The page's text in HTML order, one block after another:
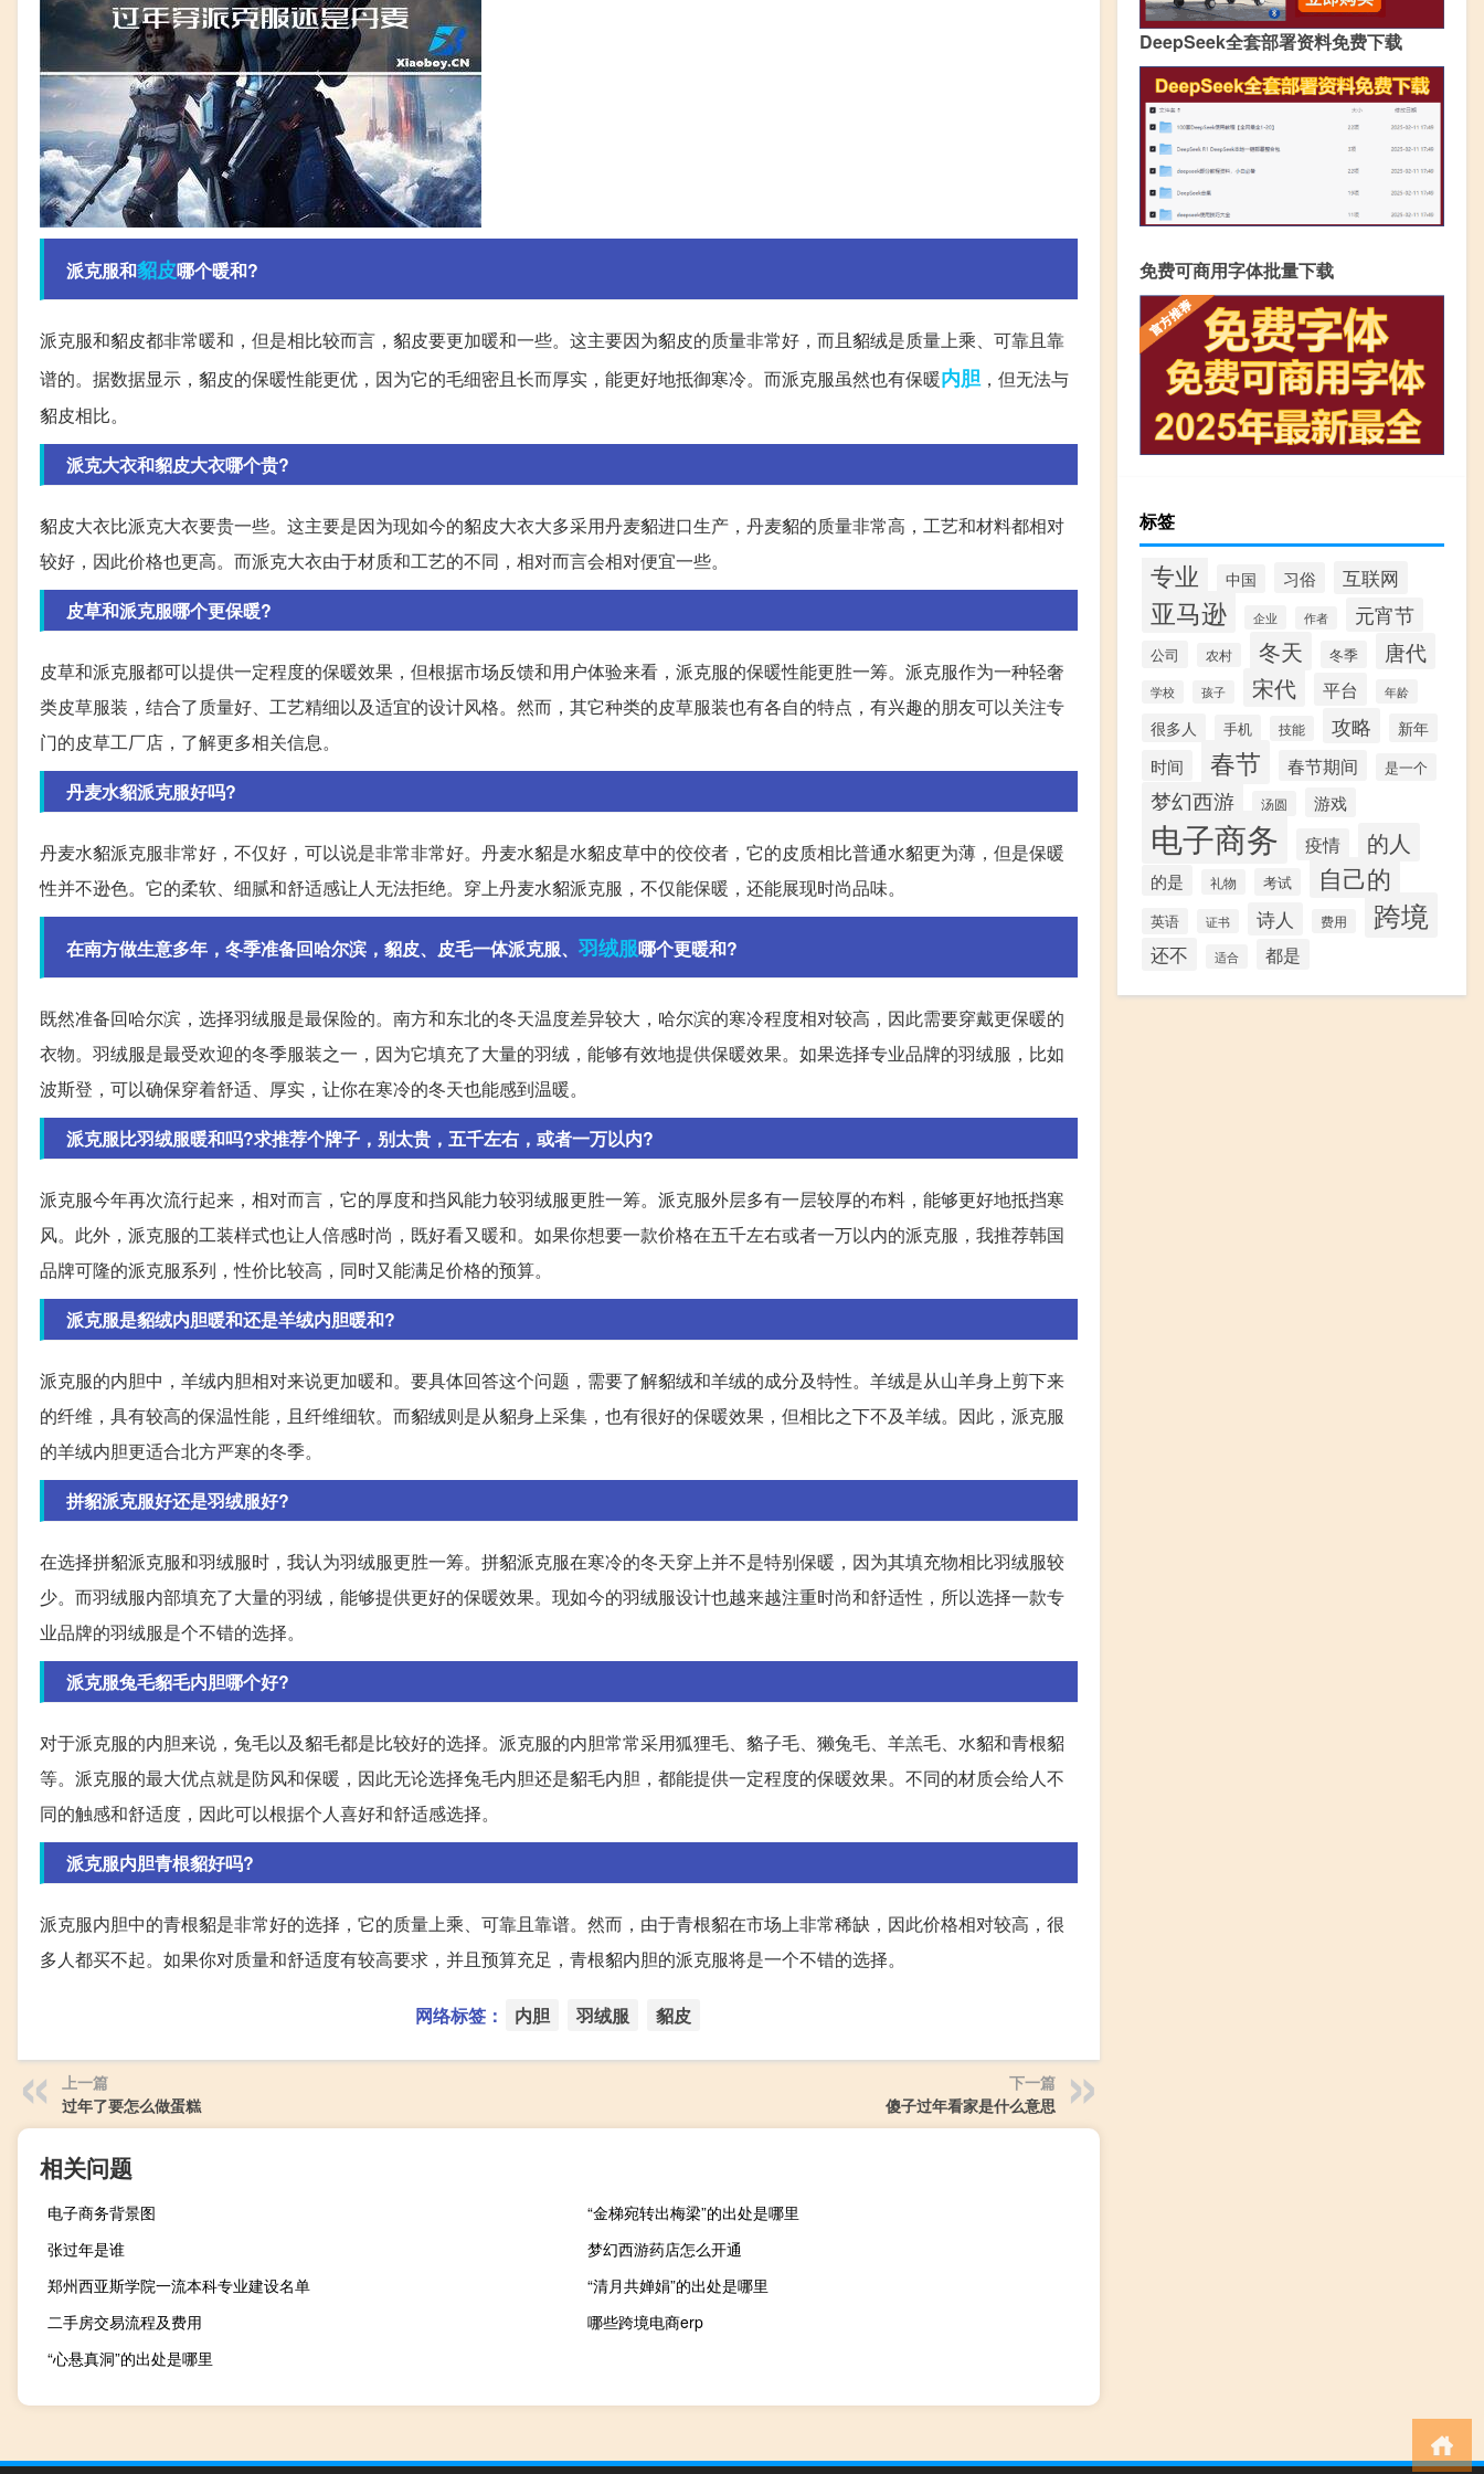
派克服和貂皮哪个暖和?
派克服和貂皮都非常暖和，但是相比较而言，貂皮要更加暖和一些。这主要因为貂皮的质量非常好，而且貂绒是质量上乘、可靠且靠
谱的。据数据显示，貂皮的保暖性能更优，因为它的毛细密且长而厚实，能更好地抵御寒冷。而派克服虽然也有保暖内胆，但无法与
貂皮相比。
派克大衣和貂皮大衣哪个贵?
貂皮大衣比派克大衣要贵一些。这主要是因为现如今的貂皮大衣大多采用丹麦貂进口生产，丹麦貂的质量非常高，工艺和材料都相对
较好，因此价格也更高。而派克大衣由于材质和工艺的不同，相对而言会相对便宜一些。
皮草和派克服哪个更保暖?
皮草和派克服都可以提供一定程度的保暖效果，但根据市场反馈和用户体验来看，派克服的保暖性能更胜一筹。派克服作为一种轻奢
类皮草服装，结合了质量好、工艺精细以及适宜的设计风格。然而，其它种类的皮草服装也有各自的特点，有兴趣的朋友可以关注专
门的皮草工厂店，了解更多相关信息。
丹麦水貂派克服好吗?
丹麦水貂派克服非常好，不仅好，可以说是非常非常好。丹麦水貂是水貂皮草中的佼佼者，它的皮质相比普通水貂更为薄，但是保暖
性并不逊色。它的柔软、细腻和舒适感让人无法拒绝。穿上丹麦水貂派克服，不仅能保暖，还能展现时尚品味。
在南方做生意多年，冬季准备回哈尔滨，貂皮、皮毛一体派克服、 羽绒服哪个更暖和?
既然准备回哈尔滨，选择羽绒服是最保险的。南方和东北的冬天温度差异较大，哈尔滨的寒冷程度相对较高，因此需要穿戴更保暖的
衣物。羽绒服是最受欢迎的冬季服装之一，因为它填充了大量的羽绒，能够有效地提供保暖效果。如果选择专业品牌的羽绒服，比如
波斯登，可以确保穿着舒适、厚实，让你在寒冷的冬天也能感到温暖。
派克服比羽绒服暖和吗?求推荐个牌子，别太贵，五千左右，或者一万以内?
派克服今年再次流行起来，相对而言，它的厚度和挡风能力较羽绒服更胜一筹。派克服外层多有一层较厚的布料，能够更好地抵挡寒
风。此外，派克服的工装样式也让人倍感时尚，既好看又暖和。如果你想要一款价格在五千左右或者一万以内的派克服，我推荐韩国
品牌可隆的派克服系列，性价比较高，同时又能满足价格的预算。
派克服是貂绒内胆暖和还是羊绒内胆暖和?
派克服的内胆中，羊绒内胆相对来说更加暖和。要具体回答这个问题，需要了解貂绒和羊绒的成分及特性。羊绒是从山羊身上剪下来
的纤维，具有较高的保温性能，且纤维细软。而貂绒则是从貂身上采集，也有很好的保暖效果，但相比之下不及羊绒。因此，派克服
的羊绒内胆更适合北方严寒的冬季。
拼貂派克服好还是羽绒服好?
在选择拼貂派克服和羽绒服时，我认为羽绒服更胜一筹。拼貂派克服在寒冷的冬天穿上并不是特别保暖，因为其填充物相比羽绒服较
少。而羽绒服内部填充了大量的羽绒，能够提供更好的保暖效果。现如今的羽绒服设计也越来越注重时尚和舒适性，所以选择一款专
业品牌的羽绒服是个不错的选择。
派克服兔毛貂毛内胆哪个好?
对于派克服的内胆来说，兔毛以及貂毛都是比较好的选择。派克服的内胆常常采用狐狸毛、貉子毛、獭兔毛、羊羔毛、水貂和青根貂
等。派克服的最大优点就是防风和保暖，因此无论选择兔毛内胆还是貂毛内胆，都能提供一定程度的保暖效果。不同的材质会给人不
同的触感和舒适度，因此可以根据个人喜好和舒适感选择。
派克服内胆青根貂好吗?
派克服内胆中的青根貂是非常好的选择，它的质量上乘、可靠且靠谱。然而，由于青根貂在市场上非常稀缺，因此价格相对较高，很
多人都买不起。如果你对质量和舒适度有较高要求，并且预算充足，青根貂内胆的派克服将是一个不错的选择。
网络标签： 内胆 羽绒服 貂皮
上一篇
过年了要怎么做蛋糕
下一篇
傻子过年看家是什么意思
相关问题
电子商务背景图
“金梯宛转出梅梁”的出处是哪里
张过年是谁
梦幻西游药店怎么开通
郑州西亚斯学院一流本科专业建设名单
“清月共婵娟”的出处是哪里
二手房交易流程及费用
哪些跨境电商erp
“心悬真洞”的出处是哪里
DeepSeek全套部署资料免费下载
免费可商用字体批量下载
标签
专业 中国 习俗 互联网
亚马逊 企业 作者 元宵节
公司 农村 冬天 冬季 唐代
学校 孩子 宋代 平台 年龄
很多人 手机 技能 攻略 新年
时间 春节 春节期间 是一个
梦幻西游 汤圆 游戏
电子商务 疫情 的人
的是 礼物 考试 自己的
英语 证书 诗人 费用 跨境
还不 适合 都是